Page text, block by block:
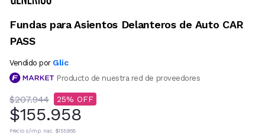
Fundas para Asientos Delanteros de Auto CAR
PASS
Vendido por Glic
Producto de nuestra red de proveedores
$207.944 25
$155.958
Precio s/imp. nac. $155.958